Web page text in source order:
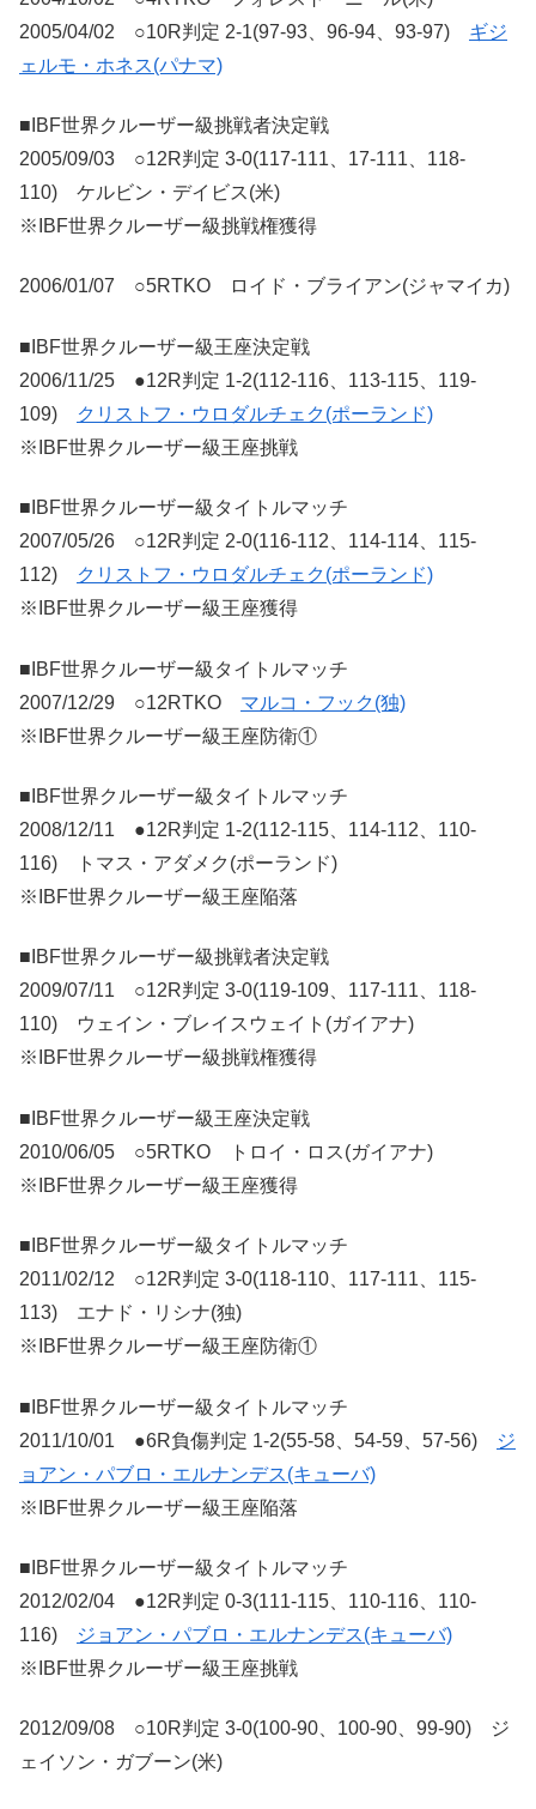
2005/04/02 ○10R判定 2-1(97-93、96-94、93-97) ギジ
ェルモ・ホネス(パナマ)
■IBF世界クルーザー級挑戦者決定戦
2005/09/03 ○12R判定 3-0(117-111、17-111、118-
110) ケルビン・デイビス(米)
※IBF世界クルーザー級挑戦権獲得
2006/01/07 ○5RTKO ロイド・ブライアン(ジャマイカ)
■IBF世界クルーザー級王座決定戦
2006/11/25 ●12R判定 1-2(112-116、113-115、119-
109)
クリストフ・ウロダルチェク(ポーランド)
※IBF世界クルーザー級王座挑戦
■IBF世界クルーザー級タイトルマッチ
2007/05/26 ○12R判定 2-0(116-112、114-114、115-
112)
クリストフ・ウロダルチェク(ポーランド)
※IBF世界クルーザー級王座獲得
■IBF世界クルーザー級タイトルマッチ
2007/12/29 ○12RTKO マルコ・フック(独)
※IBF世界クルーザー級王座防衛①
■IBF世界クルーザー級タイトルマッチ
2008/12/11 ●12R判定 1-2(112-115、114-112、110-
116) トマス・アダメク(ポーランド)
※IBF世界クルーザー級王座陥落
■IBF世界クルーザー級挑戦者決定戦
2009/07/11 ○12R判定 3-0(119-109、117-111、118-
110) ウェイン・ブレイスウェイト(ガイアナ)
※IBF世界クルーザー級挑戦権獲得
■IBF世界クルーザー級王座決定戦
2010/06/05 ○5RTKO トロイ・ロス(ガイアナ)
※IBF世界クルーザー級王座獲得
■IBF世界クルーザー級タイトルマッチ
2011/02/12 ○12R判定 3-0(118-110、117-111、115-
113) エナド・リシナ(独)
※IBF世界クルーザー級王座防衛①
■IBF世界クルーザー級タイトルマッチ
2011/10/01 ●6R負傷判定 1-2(55-58、54-59、57-56)
ジ
ョアン・パブロ・エルナンデス(キューバ)
※IBF世界クルーザー級王座陥落
■IBF世界クルーザー級タイトルマッチ
2012/02/04 ●12R判定 0-3(111-115、110-116、110-
116)
ジョアン・パブロ・エルナンデス(キューバ)
※IBF世界クルーザー級王座挑戦
2012/09/08 ○10R判定 3-0(100-90、100-90、99-90) ジ
ェイソン・ガブーン(米)